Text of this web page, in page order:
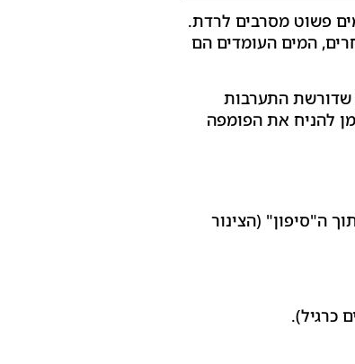
פשוט מסרבים לרדת.
המים העומדים הם
שדורשת התערבות
להניח את הפומפה
ה"סיפון" (הצינור
כרגיל).